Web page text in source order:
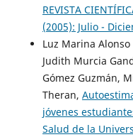
REVISTA
(2005): Julio -
Luz Marina
Judith Murcia
Gómez Guzmán,
Theran,
jóvenes
Salud de la